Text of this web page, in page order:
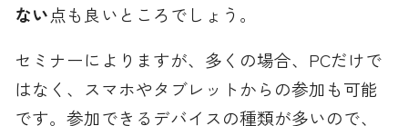
ない点も良いところでしょう。
セミナーによりますが、多くの場合、PCだけで
はなく、スマホやタブレットからの参加も可能
です。参加できるデバイスの種類が多いので、